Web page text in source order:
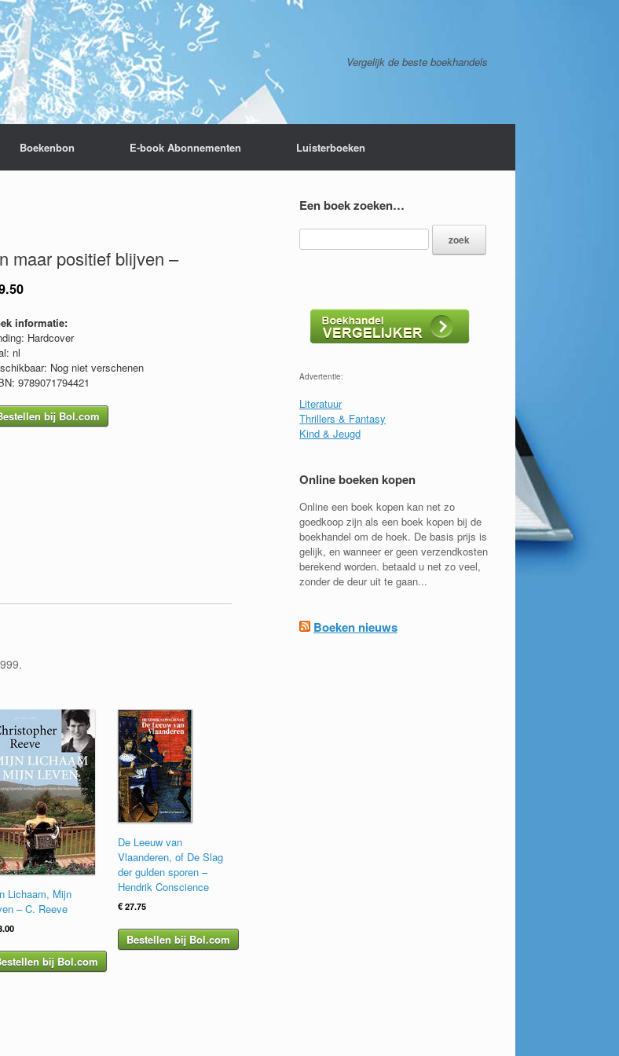
Vergelijk de beste boekhandels
Boekenbon E-book Abonnementen Luisterboeken
maar positief blijven –
informatie:
Hardcover
nl
Nog niet verschenen
9789071794421
bij Bol.com
Lichaam, Mijn
– C. Reeve
bij Bol.com
De Leeuw van
Vlaanderen, of De Slag
der gulden sporen –
Hendrik Conscience
€27.75
Bestellen bij Bol.com
Een boek zoeken…
Advertentie:
Literatuur
Thrillers & Fantasy
Kind & Jeugd
Online boeken kopen
Online een boek kopen kan net zo
goedkoop zijn als een boek kopen bij de
boekhandel om de hoek. De basis prijs is
gelijk, en wanneer er geen verzendkosten
berekend worden. betaald u net zo veel,
zonder de deur uit te gaan...
Boeken nieuws